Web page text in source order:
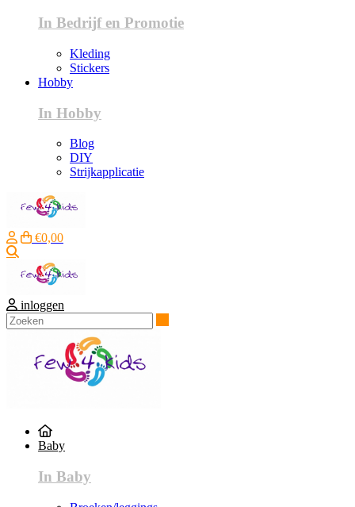
In Bedrijf en Promotie
Kleding
Stickers
Hobby
In Hobby
Blog
DIY
Strijkapplicatie
€0,00
inloggen
Baby
In Baby